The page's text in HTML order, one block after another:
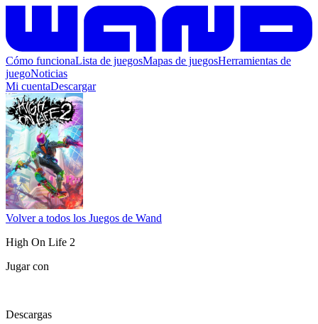
Cómo funcionaLista de juegosMapas de juegosHerramientas de
juegoNoticias
Mi cuentaDescargar
Volver a todos los Juegos de Wand
High On Life 2
Jugar con
Descargas